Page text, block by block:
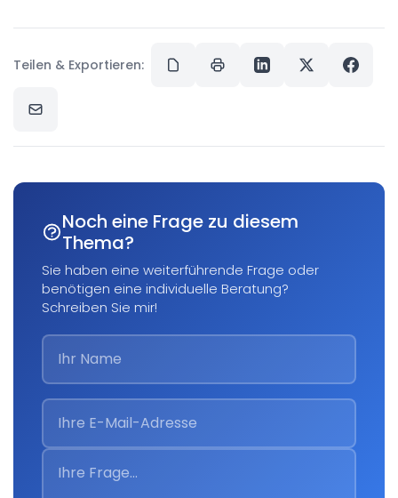
Teilen & Exportieren:
Noch eine Frage zu diesem
Thema?
Sie haben eine weiterführende Frage oder
benötigen eine individuelle Beratung?
Schreiben Sie mir!